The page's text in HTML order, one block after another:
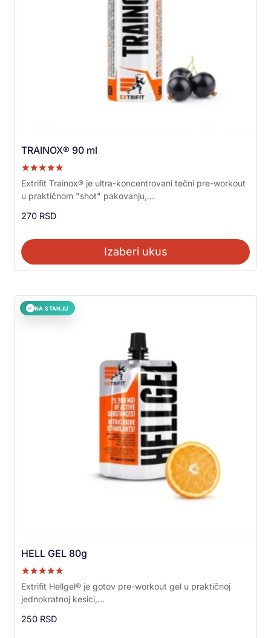
TRAINOX® 90 ml
Ocenjeno sa
5.00
od 5
Extrifit Trainox® je ultra-koncentrovani tečni pre-workout
u praktičnom "shot" pakovanju,...
270 RSD
Izaberi ukus
✓ NA STANJU
HELL GEL 80g
Ocenjeno sa
5.00
od 5
Extrifit Hellgel® je gotov pre-workout gel u praktičnoj
jednokratnoj kesici,...
250 RSD